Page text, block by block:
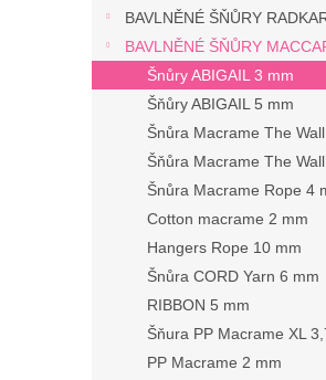
a
BAVLNĚNÉ ŠŇŮRY
BAVLNĚNÉ ŠŇŮRY
Šnůry ABIGAIL 3 mm
Šňůry ABIGAIL 5 mm
Šnůra Macrame The
Šňůra Macrame The
Šnůra Macrame Rope 4
Cotton macrame 2 mm
Hangers Rope 10 mm
Šnůra CORD Yarn 6 mm
RIBBON 5 mm
Šňura PP Macrame XL
PP Macrame 2 mm